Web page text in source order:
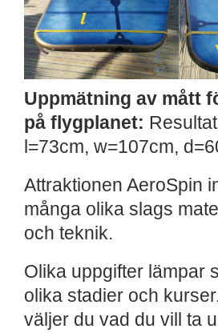
Uppmätning av mått
på flygplanet:
l=73cm, w=107cm,
Attraktionen AeroSpin
många olika slags
och teknik.
Olika uppgifter lämpar
olika stadier och
väljer du vad du vill ta